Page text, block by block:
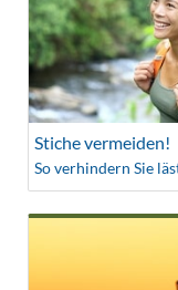
Stiche vermeiden!